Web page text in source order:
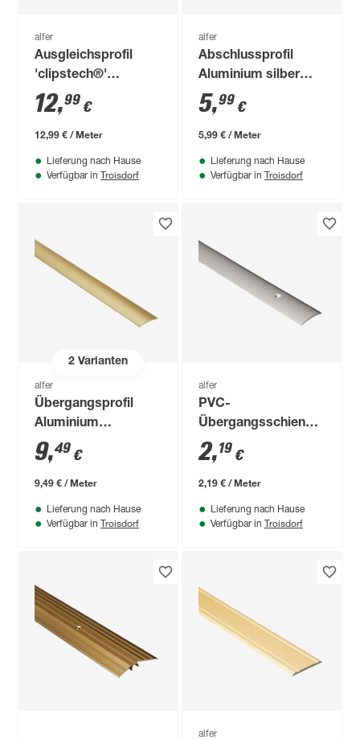
alfer
Ausgleichsprofil
'clipstech®'
Aluminium silber
1000 x 40 mm
12,99 €
12,99 € / Meter
Lieferung nach Hause
Verfügbar in Troisdorf
alfer
Abschlussprofil
Aluminium silber
1000 x 30 mm
5,99 €
5,99 € / Meter
Lieferung nach Hause
Verfügbar in Troisdorf
2Varianten
alfer
Übergangsprofil
Aluminium
champagner, Breite
40 mm
9,49 €
9,49 € / Meter
Lieferung nach Hause
Verfügbar in Troisdorf
alfer
PVC-
Übergangsschiene
grau 1000 x 30 mm
2,19 €
2,19 € / Meter
Lieferung nach Hause
Verfügbar in Troisdorf
alfer